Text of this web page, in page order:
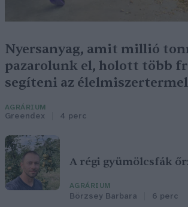
Nyersanyag, amit millió
pazarolunk el, holott több
segíteni az
AGRÁRIUM
Greendex 4 perc
A régi gyümölcsfák
AGRÁRIUM
Börzsey Barbara 6 perc